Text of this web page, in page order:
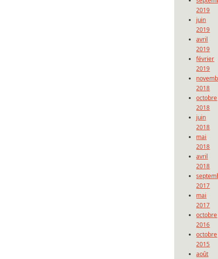
2019
juin
2019
avril
2019
février
2019
2018
octobre
2018
juin
2018
mai
2018
avril
2018
2017
mai
2017
octobre
2016
octobre
2015
août